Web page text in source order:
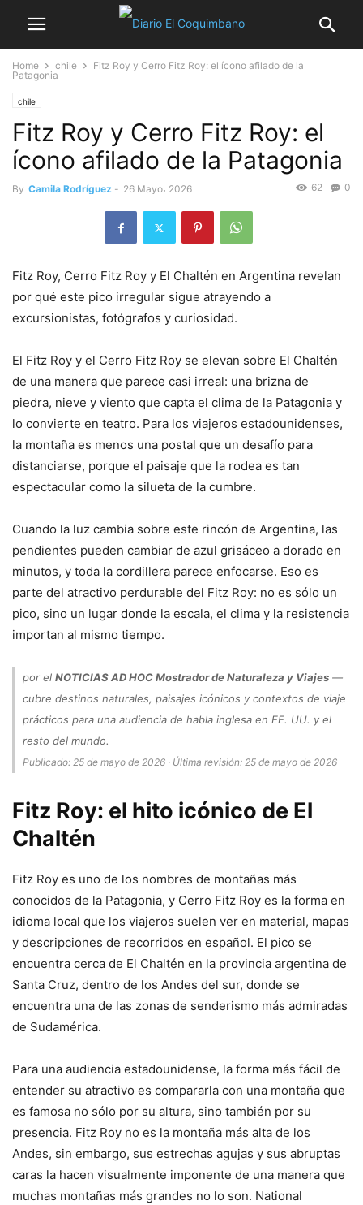
Home chile
Fitz Roy y Cerro Fitz Roy: el ícono afilado de la
Patagonia
chile
Fitz Roy y Cerro Fitz Roy: el
ícono afilado de la Patagonia
By Camila Rodríguez - 26 Mayo، 2026 0
62
Fitz Roy, Cerro Fitz Roy y El Chaltén en Argentina revelan
por qué este pico irregular sigue atrayendo a
excursionistas, fotógrafos y curiosidad.
El Fitz Roy y el Cerro Fitz Roy se elevan sobre El Chaltén
de una manera que parece casi irreal: una brizna de
piedra, nieve y viento que capta el clima de la Patagonia y
lo convierte en teatro. Para los viajeros estadounidenses,
la montaña es menos una postal que un desafío para
distanciarse, porque el paisaje que la rodea es tan
espectacular como la silueta de la cumbre.
Cuando la luz cambia sobre este rincón de Argentina, las
pendientes pueden cambiar de azul grisáceo a dorado en
minutos, y toda la cordillera parece enfocarse. Eso es
parte del atractivo perdurable del Fitz Roy: no es sólo un
pico, sino un lugar donde la escala, el clima y la resistencia
importan al mismo tiempo.
por el NOTICIAS AD HOC Mostrador de Naturaleza y Viajes —
cubre destinos naturales, paisajes icónicos y contextos de viaje
prácticos para una audiencia de habla inglesa en EE. UU. y el
resto del mundo.
Publicado: 25 de mayo de 2026 · Última revisión: 25 de mayo de 2026
Fitz Roy: el hito icónico de El
Chaltén
Fitz Roy es uno de los nombres de montañas más
conocidos de la Patagonia, y Cerro Fitz Roy es la forma en
idioma local que los viajeros suelen ver en material, mapas
y descripciones de recorridos en español. El pico se
encuentra cerca de El Chaltén en la provincia argentina de
Santa Cruz, dentro de los Andes del sur, donde se
encuentra una de las zonas de senderismo más admiradas
de Sudamérica.
Para una audiencia estadounidense, la forma más fácil de
entender su atractivo es compararla con una montaña que
es famosa no sólo por su altura, sino también por su
presencia. Fitz Roy no es la montaña más alta de los
Andes, sin embargo, sus estrechas agujas y sus abruptas
caras la hacen visualmente imponente de una manera que
muchas montañas más grandes no lo son. National